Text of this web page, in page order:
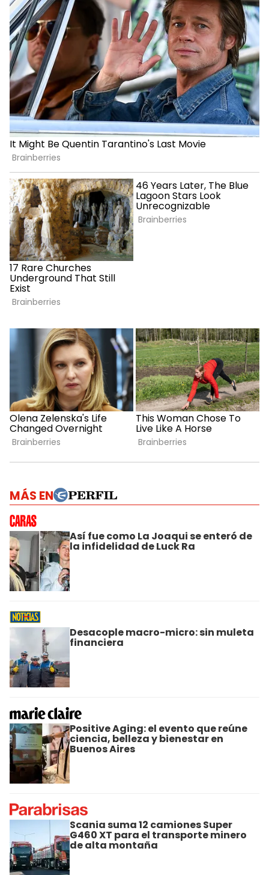
MÁS EN
Así fue como La Joaqui se enteró de
la infidelidad de Luck Ra
Desacople macro-micro: sin muleta
financiera
Positive Aging: el evento que reúne
ciencia, belleza y bienestar en
Buenos Aires
Scania suma 12 camiones Super
G460 XT para el transporte minero
de alta montaña